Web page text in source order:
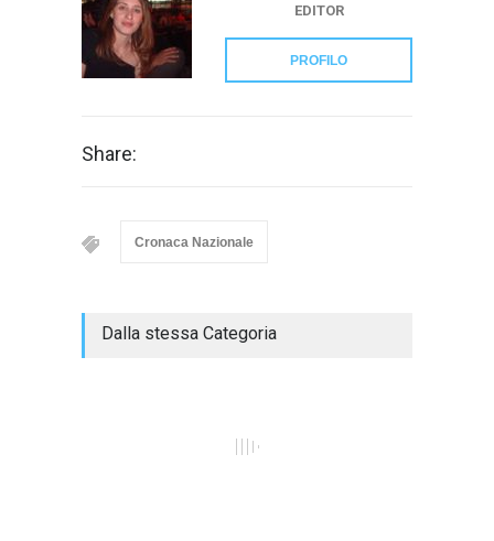
EDITOR
PROFILO
Share:
Cronaca Nazionale
Dalla stessa Categoria